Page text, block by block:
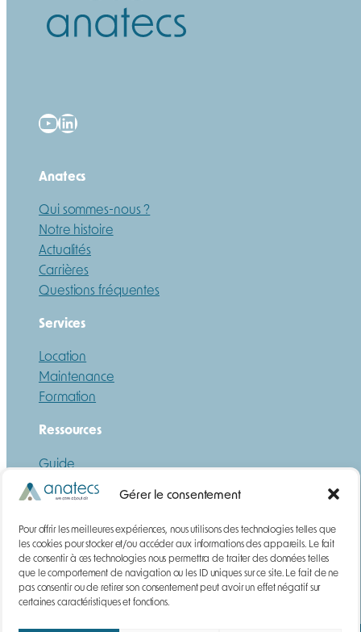
Gérer le consentement
Pour offrir les meilleures expériences, nous utilisons des technologies telles que
les cookies pour stocker et/ou accéder aux informations des appareils. Le fait
de consentir à ces technologies nous permettra de traiter des données telles
que le comportement de navigation ou les ID uniques sur ce site. Le fait de ne
pas consentir ou de retirer son consentement peut avoir un effet négatif sur
certaines caractéristiques et fonctions.
YouTube
LinkedIn
Anatecs
Qui sommes-nous ?
Notre histoire
Actualités
Carrières
Questions fréquentes
Services
Location
Maintenance
Formation
Ressources
Guide
Téléchargements
Gaz
Poussières
Contact